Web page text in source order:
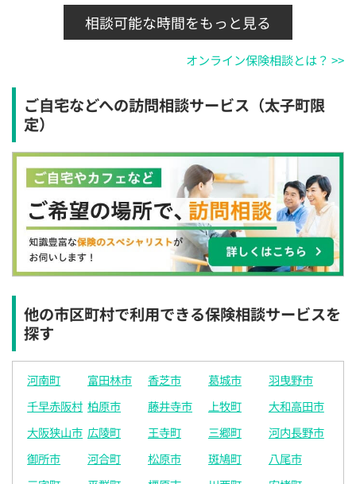
×
11:30
×
12:00
×
12:30
×
×
13:30
×
×
10:30
×
×
×
12:00
×
12:30
◯
◯
◯
◯
10:30
◯
◯
◯
12:00
◯
12:30
◯
◯
10:30
◯
11:00
◯
◯
12:00
◯
12:30
◯
◯
◯
◯
10:30
◯
11:00
◯
◯
12:00
◯
12:30
◯
◯
◯
◯
10:30
◯
11:00
◯
◯
◯
12:30
◯
◯
◯
◯
11:00
◯
◯
12:00
◯
12:30
◯
◯
◯
◯
相談可能な時間をもっと見る
オンライン保険相談とは？ >>
ご自宅などへの訪問相談サービス（太子町限
定）
他の市区町村で利用できる保険相談サービスを
探す
河南町 富田林市 香芝市 葛城市
羽曳野市
千早赤阪村 柏原市 藤井寺市 上牧町
大和高田市
大阪狭山市 広陵町 王寺町 三郷町
河内長野市
御所市
河合町 松原市 斑鳩町
八尾市